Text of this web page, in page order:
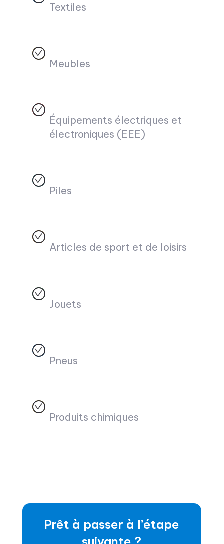
Textiles
Meubles
Équipements électriques et
électroniques (EEE)
Piles
Articles de sport et de loisirs
Jouets
Pneus
Produits chimiques
Prêt à passer à l’étape